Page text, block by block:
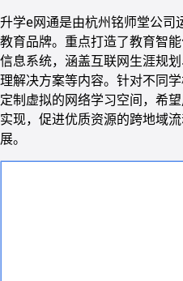
升学e网通是由杭州铭师堂公司
教育品牌。重点打造了教育智
信息系统，涵盖互联网生涯规
理解决方案等内容。针对不同
定制虚拟的网络学习空间，希
实现，促进优质资源的跨地域
展。